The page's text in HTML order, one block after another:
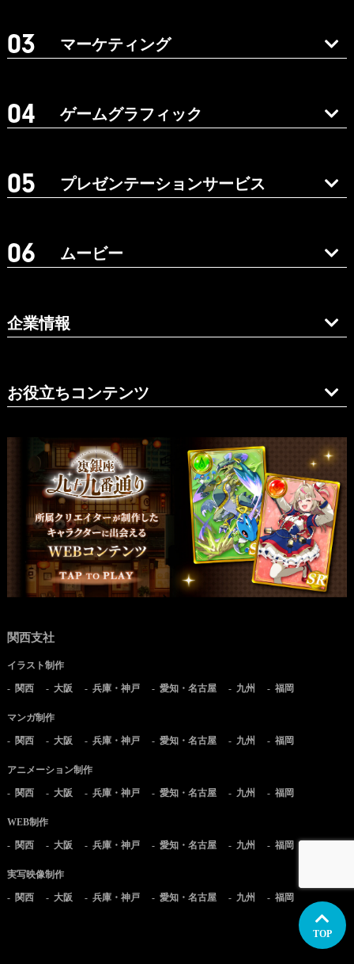
TOP
マーケティング
ゲームグラフィック
プレゼンテーションサービス
ムービー
企業情報
お役立ちコンテンツ
関西支社
イラスト制作
関西 大阪 兵庫・神戸 愛知・名古屋 九州 福岡
マンガ制作
関西 大阪 兵庫・神戸 愛知・名古屋 九州 福岡
アニメーション制作
関西 大阪 兵庫・神戸 愛知・名古屋 九州 福岡
WEB制作
関西 大阪 兵庫・神戸 愛知・名古屋 九州 福岡
実写映像制作
関西 大阪 兵庫・神戸 愛知・名古屋 九州 福岡